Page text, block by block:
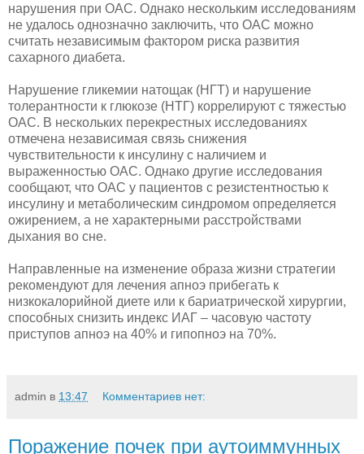
нарушения при ОАС. Однако нескольким исследованиям
не удалось однозначно заключить, что ОАС можно
считать независимым фактором риска развития
сахарного диабета.
Нарушение гликемии натощак (НГТ) и нарушение
толерантности к глюкозе (НТГ) коррелируют с тяжестью
ОАС. В нескольких перекрестных исследованиях
отмечена независимая связь снижения
чувствительности к инсулину с наличием и
выраженностью ОАС. Однако другие исследования
сообщают, что ОАС у пациентов с резистентностью к
инсулину и метаболическим синдромом определяется
ожирением, а не характерными расстройствами
дыхания во сне.
Направленные на изменение образа жизни стратегии
рекомендуют для лечения апноэ прибегать к
низкокалорийной диете или к бариатрической хирургии,
способных снизить индекс ИАГ – часовую частоту
приступов апноэ на 40% и гипопноэ на 70%.
admin в 13:47 Комментариев нет:
Поражение почек при аутоиммунных